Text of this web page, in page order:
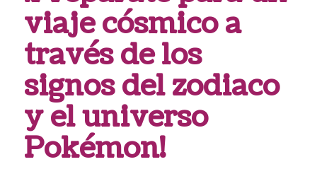
viaje cósmico a
través de los
signos del zodiaco
y el universo
Pokémon!